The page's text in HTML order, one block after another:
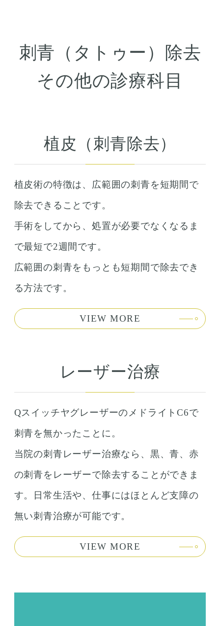
刺青（タトゥー）除去
その他の診療科目
植皮（刺青除去）
植皮術の特徴は、広範囲の刺青を短期間で
除去できることです。
手術をしてから、処置が必要でなくなるま
で最短で2週間です。
広範囲の刺青をもっとも短期間で除去でき
る方法です。
VIEW MORE
レーザー治療
QスイッチヤグレーザーのメドライトC6で
刺青を無かったことに。
当院の刺青レーザー治療なら、黒、青、赤
の刺青をレーザーで除去することができま
す。日常生活や、仕事にはほとんど支障の
無い刺青治療が可能です。
VIEW MORE